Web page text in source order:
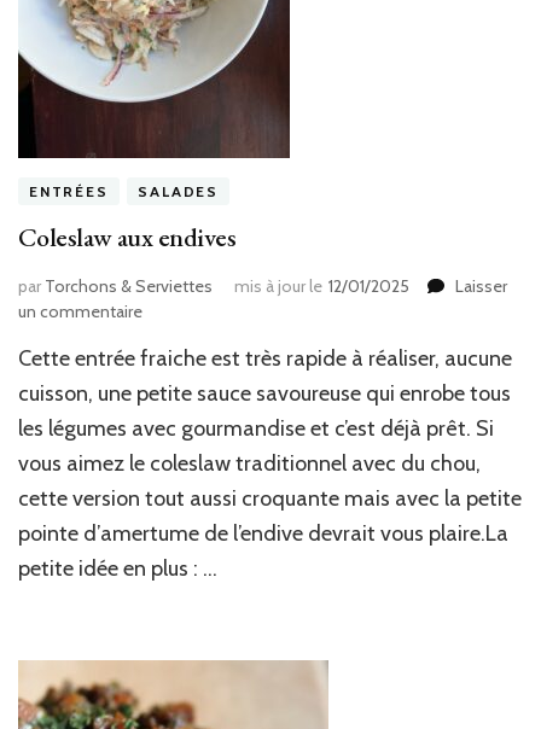
ENTRÉES SALADES
Coleslaw aux endives
par Torchons & Serviettes mis à jour le 12/01/2025
Laisser
un commentairesur
aux
endives
Cette entrée fraiche est très rapide à réaliser, aucune
cuisson, une petite sauce savoureuse qui enrobe tous
les légumes avec gourmandise et c’est déjà prêt. Si
vous aimez le coleslaw traditionnel avec du chou,
cette version tout aussi croquante mais avec la petite
pointe d’amertume de l’endive devrait vous plaire.La
petite idée en plus : …